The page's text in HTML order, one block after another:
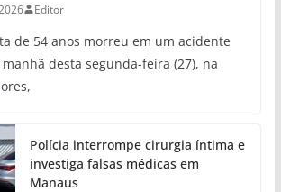
Editor
de 54 anos morreu em um acidente
desta segunda-feira (27), na
Polícia interrompe cirurgia íntima e
investiga falsas médicas em
Manaus